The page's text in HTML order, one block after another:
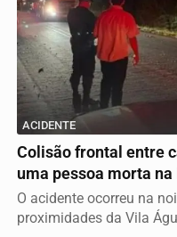
ACIDENTE
Colisão frontal entre
uma pessoa morta na
O acidente ocorreu na
proximidades da Vila